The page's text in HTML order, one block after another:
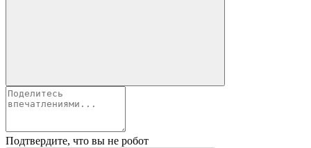
Подтвердите, что вы не робот